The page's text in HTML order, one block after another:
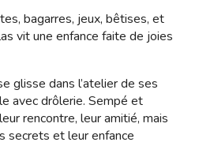
bagarres, jeux, bêtises, et
vit une enfance faite de joies
glisse dans l’atelier de ses
avec drôlerie. Sempé et
rencontre, leur amitié, mais
secrets et leur enfance